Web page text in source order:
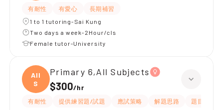
有耐性 有愛心
長期補習
1 to 1 tutoring-Sai Kung
Two days a week-2Hour/cls
Female tutor-University
All
S
Primary 6,All Subjects
$300/hr
有耐性 提供練習題/試題 應試策略 解題思路
題目講解